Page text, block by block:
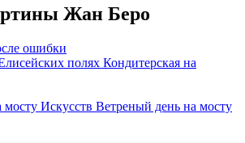
Жан Беро
ошибки
Кондитерская на
Ветреный день на мосту